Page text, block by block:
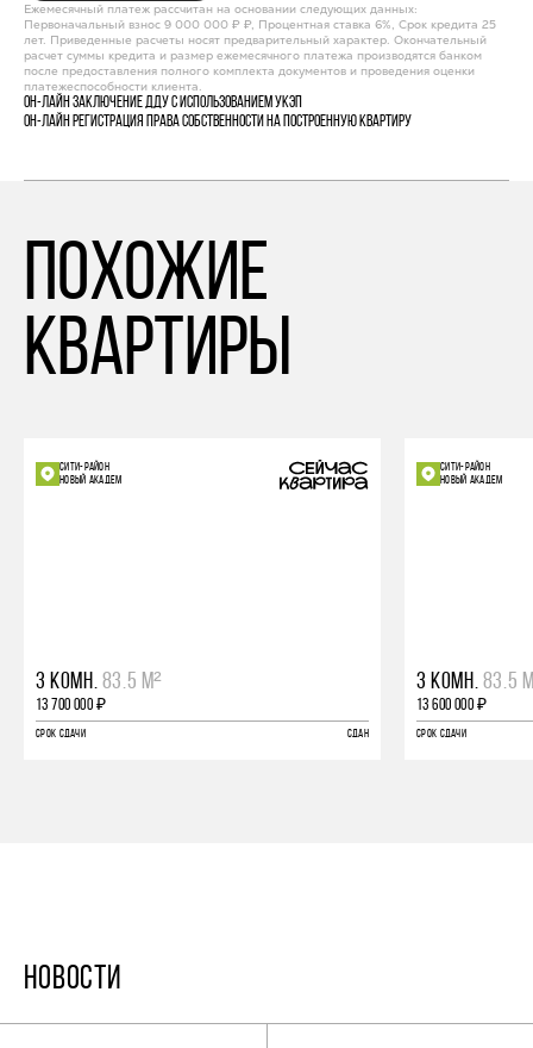
Ежемесячный платеж рассчитан на основании следующих данных:
Первоначальный взнос 9 000 000 ₽ ₽, Процентная ставка 6%, Срок кредита 25
лет. Приведенные расчеты носят предварительный характер. Окончательный
расчет суммы кредита и размер ежемесячного платежа производятся банком
после предоставления полного комплекта документов и проведения оценки
платежеспособности клиента.
Он-лайн заключение ДДУ с использованием УКЭП
Он-лайн регистрация права собственности на построенную квартиру
похожие
квартиры
СИТИ-РАЙОН
НОВЫЙ АКАДЕМ
3 КОМН. 83.5 М²
13 700 000 ₽
СРОК СДАЧИ СДАН
СИТИ-РАЙОН
НОВЫЙ АКАДЕМ
3 КОМН. 83.5
13 600 000 ₽
СРОК СДАЧИ
НОВОСТИ